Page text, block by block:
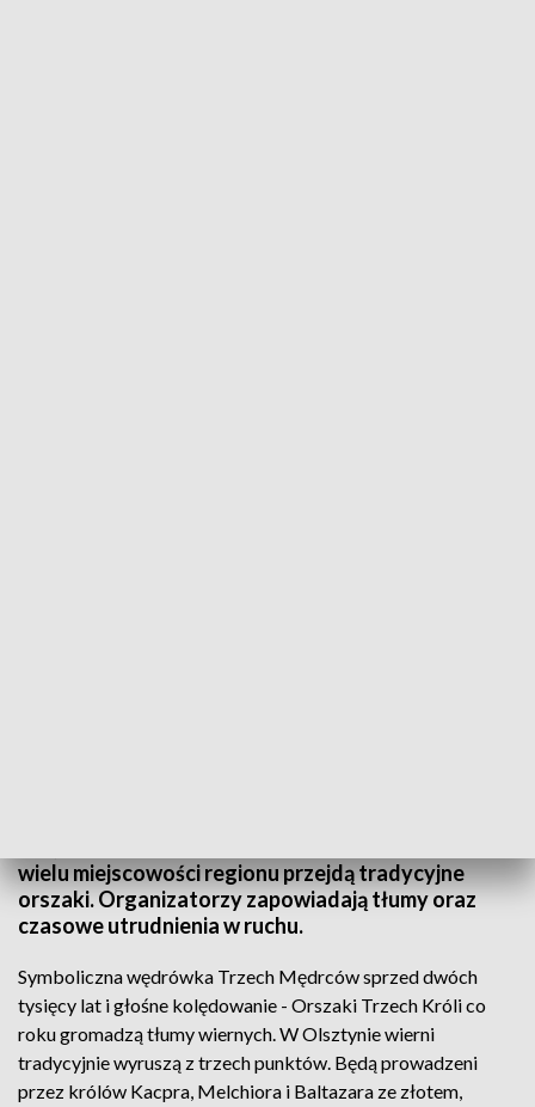
wielu miejscowości regionu przejdą tradycyjne
orszaki. Organizatorzy zapowiadają tłumy oraz
czasowe utrudnienia w ruchu.
Symboliczna wędrówka Trzech Mędrców sprzed dwóch
tysięcy lat i głośne kolędowanie - Orszaki Trzech Króli co
roku gromadzą tłumy wiernych. W Olsztynie wierni
tradycyjnie wyruszą z trzech punktów. Będą prowadzeni
przez królów Kacpra, Melchiora i Baltazara ze złotem,